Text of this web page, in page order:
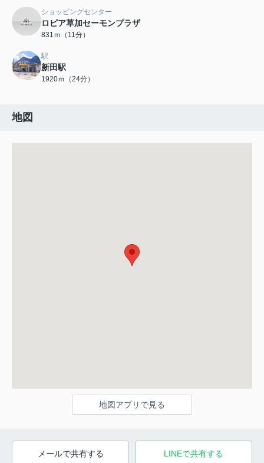
ショッピングセンター
ロピア草加セーモンプラザ
831ｍ（11分）
駅
新田駅
1920ｍ（24分）
地図
地図アプリで見る
メールで共有する LINEで共有する